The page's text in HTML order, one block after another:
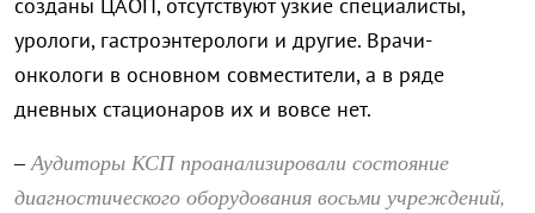
созданы ЦАОП, отсутствуют узкие специалисты,
урологи, гастроэнтерологи и другие. Врачи-
онкологи в основном совместители, а в ряде
дневных стационаров их и вовсе нет.
–Аудиторы КСП проанализировали состояние
диагностического оборудования восьми учреждений,